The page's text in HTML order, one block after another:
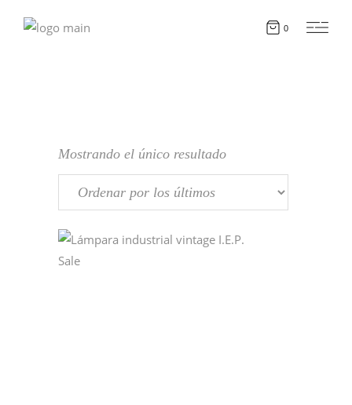
0
Mostrando el único resultado
Sale